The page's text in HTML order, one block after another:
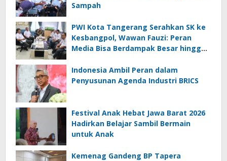
Sampah
PWI Kota Tangerang Serahkan SK ke
Kesbangpol, Wawan Fauzi: Peran
Media Bisa Berdampak Besar hingga
Indonesia Ambil Peran dalam
Penyusunan Agenda Industri BRICS
Festival Anak Hebat Jawa Barat 2026
Hadirkan Belajar Sambil Bermain
untuk Anak
Kemenag Gandeng BP Tapera